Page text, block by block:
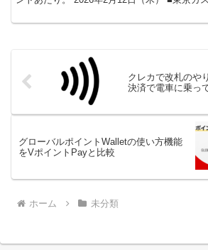
クレカで改札のや
決済で電車に乗っ
グローバルポイントWalletの使い方機能
をVポイントPayと比較
ホーム 未分類